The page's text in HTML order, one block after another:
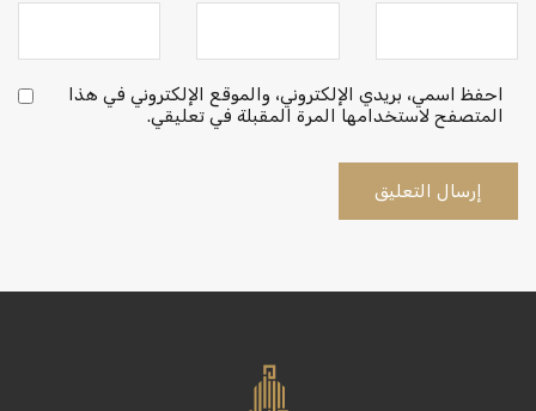
احفظ اسمي، بريدي الإلكتروني، والموقع الإلكتروني في هذا
المتصفح لاستخدامها المرة المقبلة في تعليقي.